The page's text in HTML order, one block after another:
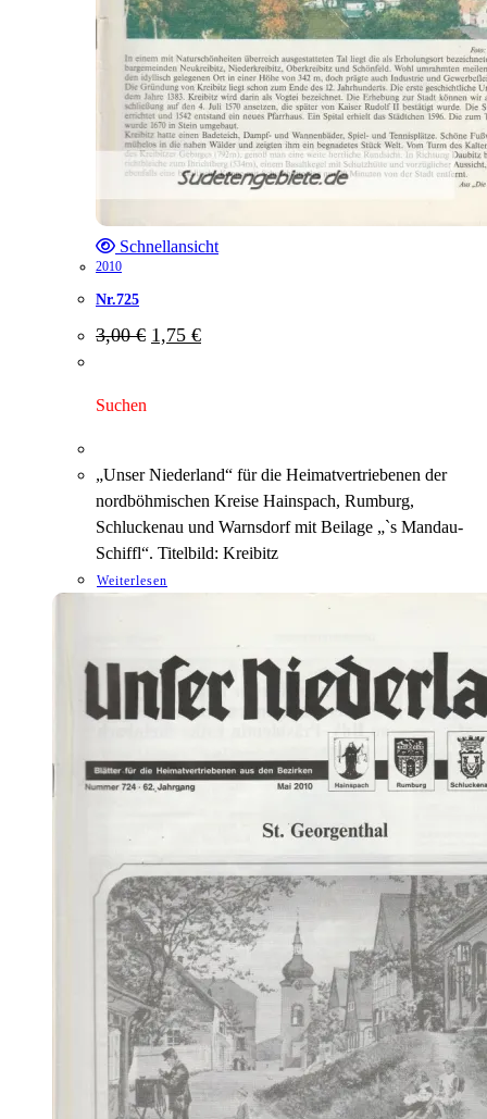
Schnellansicht
2010
Nr.725
3,00€ Ursprünglicher
Preis
1,75 €Aktueller
Suchen
„Unser Niederland“ für die Heimatvertriebenen der
nordböhmischen Kreise Hainspach, Rumburg,
Schluckenau und Warnsdorf mit Beilage „`s Mandau-
Schiffl“. Titelbild: Kreibitz
Weiterlesen